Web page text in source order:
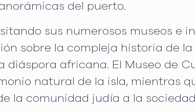
del puerto.
sus numerosos museos e
sobre la compleja historia de la
africana. El Museo de
natural de la isla, mientras
la comunidad judía a la